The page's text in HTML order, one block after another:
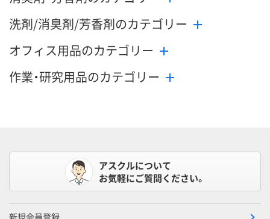
カゴへ
洗剤/消臭剤/芳香剤のカテゴリー
オフィス用品のカテゴリー
作業・研究用品のカテゴリー
アスクルについて
お気軽にご質問ください。